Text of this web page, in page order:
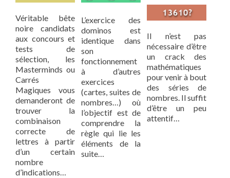
Véritable bête
noire candidats
aux concours et
tests de
sélection, les
Masterminds ou
Carrés
Magiques vous
demanderont de
trouver la
combinaison
correcte de
lettres à partir
d’un certain
nombre
d’indications…
L’exercice des
dominos est
identique dans
son
fonctionnement
à d’autres
exercices
(cartes, suites de
nombres…) où
l’objectif est de
comprendre la
règle qui lie les
éléments de la
suite…
Il n’est pas
nécessaire d’être
un crack des
mathématiques
pour venir à bout
des séries de
nombres. Il suffit
d’être un peu
attentif…